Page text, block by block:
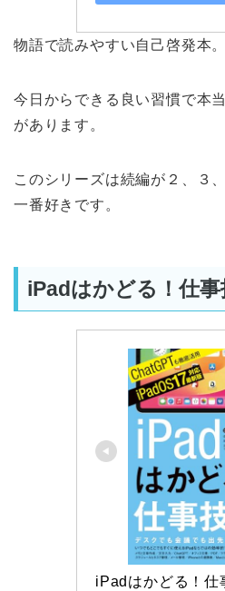
物語で読みやすい自己啓発本。
今日からできる良い習慣で本
があります。
このシリーズは続編が２、３
一番好きです。
iPadはかどる！仕
iPadはかどる！仕